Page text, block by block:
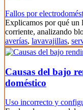
Fallos por
Explicamos por qué un
corriente, analizando
averías, lavavajillas,
Causas del bajo
doméstico
Uso incorrecto y